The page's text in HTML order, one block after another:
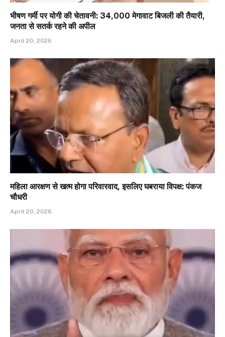
भीषण गर्मी पर योगी की चेतावनी: 34,000 मेगावाट बिजली की तैयारी,
जनता से सतर्क रहने की अपील
April 20, 2026
महिला आरक्षण से खत्म होगा परिवारवाद, इसलिए घबराया विपक्ष: पंकज
चौधरी
April 20, 2026